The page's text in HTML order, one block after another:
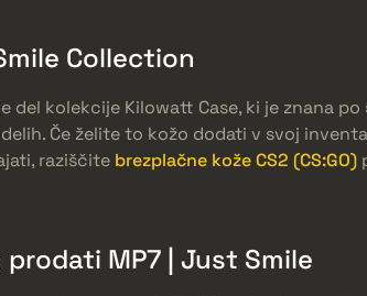
Collection
del kolekcije Kilowatt Case, ki je znana
Če želite to kožo dodati v svoj
raziščite brezplačne kože CS2 (CS:GO)
MP7 | Just Smile